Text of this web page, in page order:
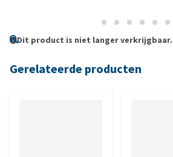
Dit product is niet langer verkrijgbaar.
Gerelateerde producten